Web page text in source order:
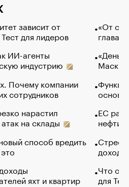
зависит от
для лидеров
ИИ-агенты
индустрию
Почему компании
сотрудников
нарастил
на склады
способ вредить
яхт и квартир
«От
глава
Маск в
основ
ЕС
нефти
Что
для